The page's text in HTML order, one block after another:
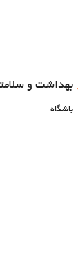
بهداشت و
باشگاه